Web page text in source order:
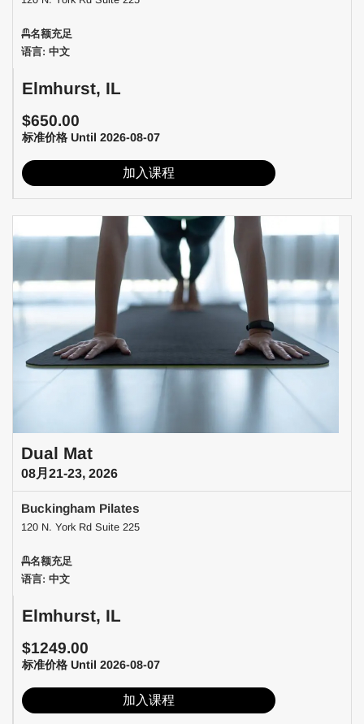
名额充足
语言: 中文
Elmhurst, IL
$650.00
标准价格 Until 2026-08-07
加入课程
Dual Mat
08月21-23, 2026
Buckingham Pilates
120 N. York Rd Suite 225
名额充足
语言: 中文
Elmhurst, IL
$1249.00
标准价格 Until 2026-08-07
加入课程